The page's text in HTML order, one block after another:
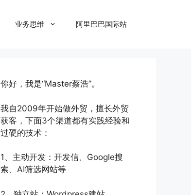
业务思维 阿里巴巴国际站
你好，我是“Master蔡浩”。
我自2009年开始做外贸，擅长外贸
获客，下面3个渠道都有实践经验和
过硬的技术：
1、主动开发：开发信、Google搜
索、AI筛选网站等